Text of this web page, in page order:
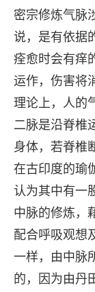
密宗修炼气脉
说，是有依据
痊愈时会有痒
运作，伤害将
理论上，人的
二脉是沿脊椎
身体，若脊椎
在古印度的瑜
认为其中有一
中脉的修炼，
配合呼吸观想
一样，由中脉
的，因为由丹